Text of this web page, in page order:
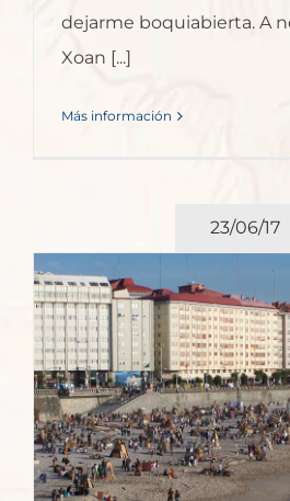
dejarme boquiabierta. A
Xoan [...]
Más información
23/06/17